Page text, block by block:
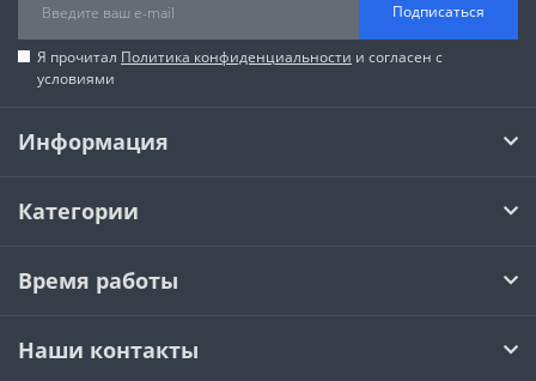
Подписаться
Я прочитал Политика конфиденциальности и согласен с
условиями
Информация
Категории
Время работы
Наши контакты